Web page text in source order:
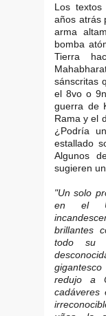
Los
años atrás
arma
bomba
Tierra
sánscritas
el 8vo o
guerra de
Rama y el
¿Podría
estallado
Algunos
sugieren
"Un solo
en el
brillantes
todo su
redujo a
cadáveres